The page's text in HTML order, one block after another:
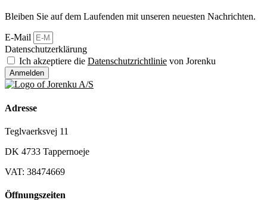
Bleiben Sie auf dem Laufenden mit unseren neuesten Nachrichten.
E-Mail
Datenschutzerklärung
Ich akzeptiere die Datenschutzrichtlinie von Jorenku
Anmelden
Adresse
Teglvaerksvej 11
DK 4733 Tappernoeje
VAT: 38474669
Öffnungszeiten